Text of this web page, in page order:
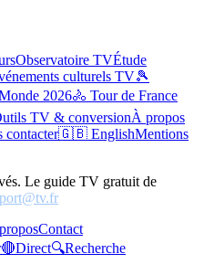
Observatoire TVÉtude
culturels TV🎾
2026🚴 Tour de France
TV & conversionÀ propos
contacter🇬🇧 EnglishMentions
Le guide TV gratuit de
Contact
🔴Direct🔍Recherche